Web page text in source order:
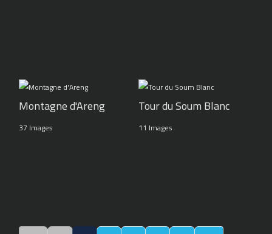
Montagne d'Areng
37 Images
Tour du Soum Blanc
11 Images